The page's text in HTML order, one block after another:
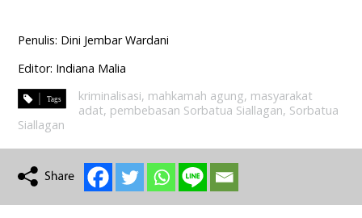
Penulis: Dini Jembar Wardani
Editor: Indiana Malia
kriminalisasi, mahkamah agung, masyarakat
adat, pembebasan Sorbatua Siallagan, Sorbatua
Siallagan